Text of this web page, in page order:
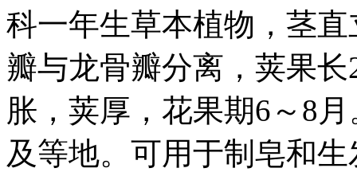
科一年生草本植物，茎
瓣与龙骨瓣分离，荚果
胀，荚厚，花果期6～8
及等地。可用于制皂和